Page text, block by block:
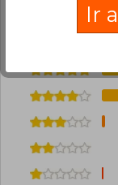
¿Leíste este
agregar tu
Ir